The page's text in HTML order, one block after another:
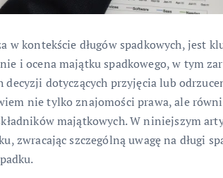
w kontekście długów spadkowych, jest
i ocena majątku spadkowego, w tym
dotyczących przyjęcia lub
nie tylko znajomości prawa, ale
majątkowych. W niniejszym
zwracając szczególną uwagę na długi